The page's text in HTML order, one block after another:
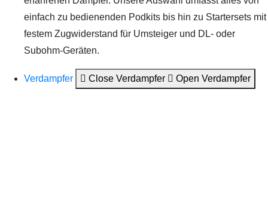
einfach zu bedienenden Podkits bis hin zu Startersets mit
festem Zugwiderstand für Umsteiger und DL- oder
Subohm-Geräten.
Verdampfer Close Verdampfer Open Verdampfer